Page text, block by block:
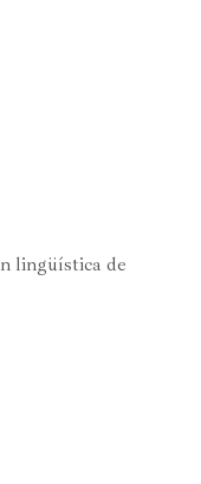
lingüística de